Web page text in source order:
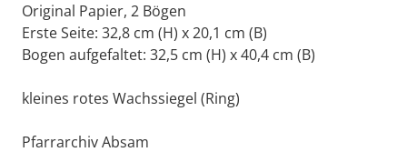
Original Papier, 2 Bögen
Erste Seite: 32,8 cm (H) x 20,1 cm (B)
Bogen aufgefaltet: 32,5 cm (H) x 40,4 cm (B)
kleines rotes Wachssiegel (Ring)
Pfarrarchiv Absam